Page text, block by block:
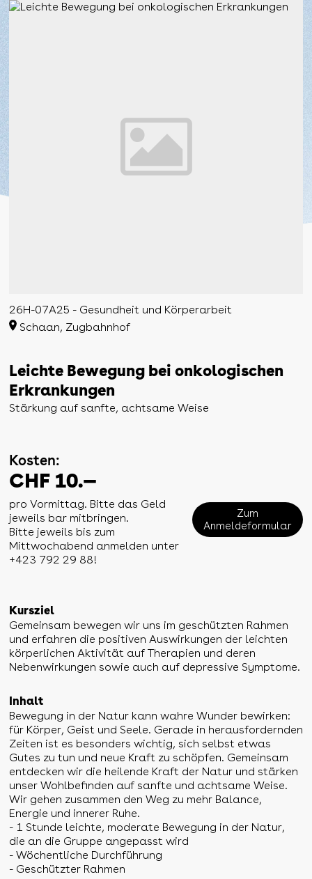
26H-07A25 - Gesundheit und Körperarbeit
Schaan, Zugbahnhof
Leichte Bewegung bei onkologischen
Erkrankungen
Stärkung auf sanfte, achtsame Weise
Kosten:
CHF 10.—
pro Vormittag. Bitte das Geld
jeweils bar mitbringen.
Bitte jeweils bis zum
Mittwochabend anmelden unter
+423 792 29 88!
Zum
Anmeldeformular
Kursziel
Gemeinsam bewegen wir uns im geschützten Rahmen
und erfahren die positiven Auswirkungen der leichten
körperlichen Aktivität auf Therapien und deren
Nebenwirkungen sowie auch auf depressive Symptome.
Inhalt
Bewegung in der Natur kann wahre Wunder bewirken:
für Körper, Geist und Seele. Gerade in herausfordernden
Zeiten ist es besonders wichtig, sich selbst etwas
Gutes zu tun und neue Kraft zu schöpfen. Gemeinsam
entdecken wir die heilende Kraft der Natur und stärken
unser Wohlbefinden auf sanfte und achtsame Weise.
Wir gehen zusammen den Weg zu mehr Balance,
Energie und innerer Ruhe.
- 1 Stunde leichte, moderate Bewegung in der Natur,
die an die Gruppe angepasst wird
- Wöchentliche Durchführung
- Geschützter Rahmen